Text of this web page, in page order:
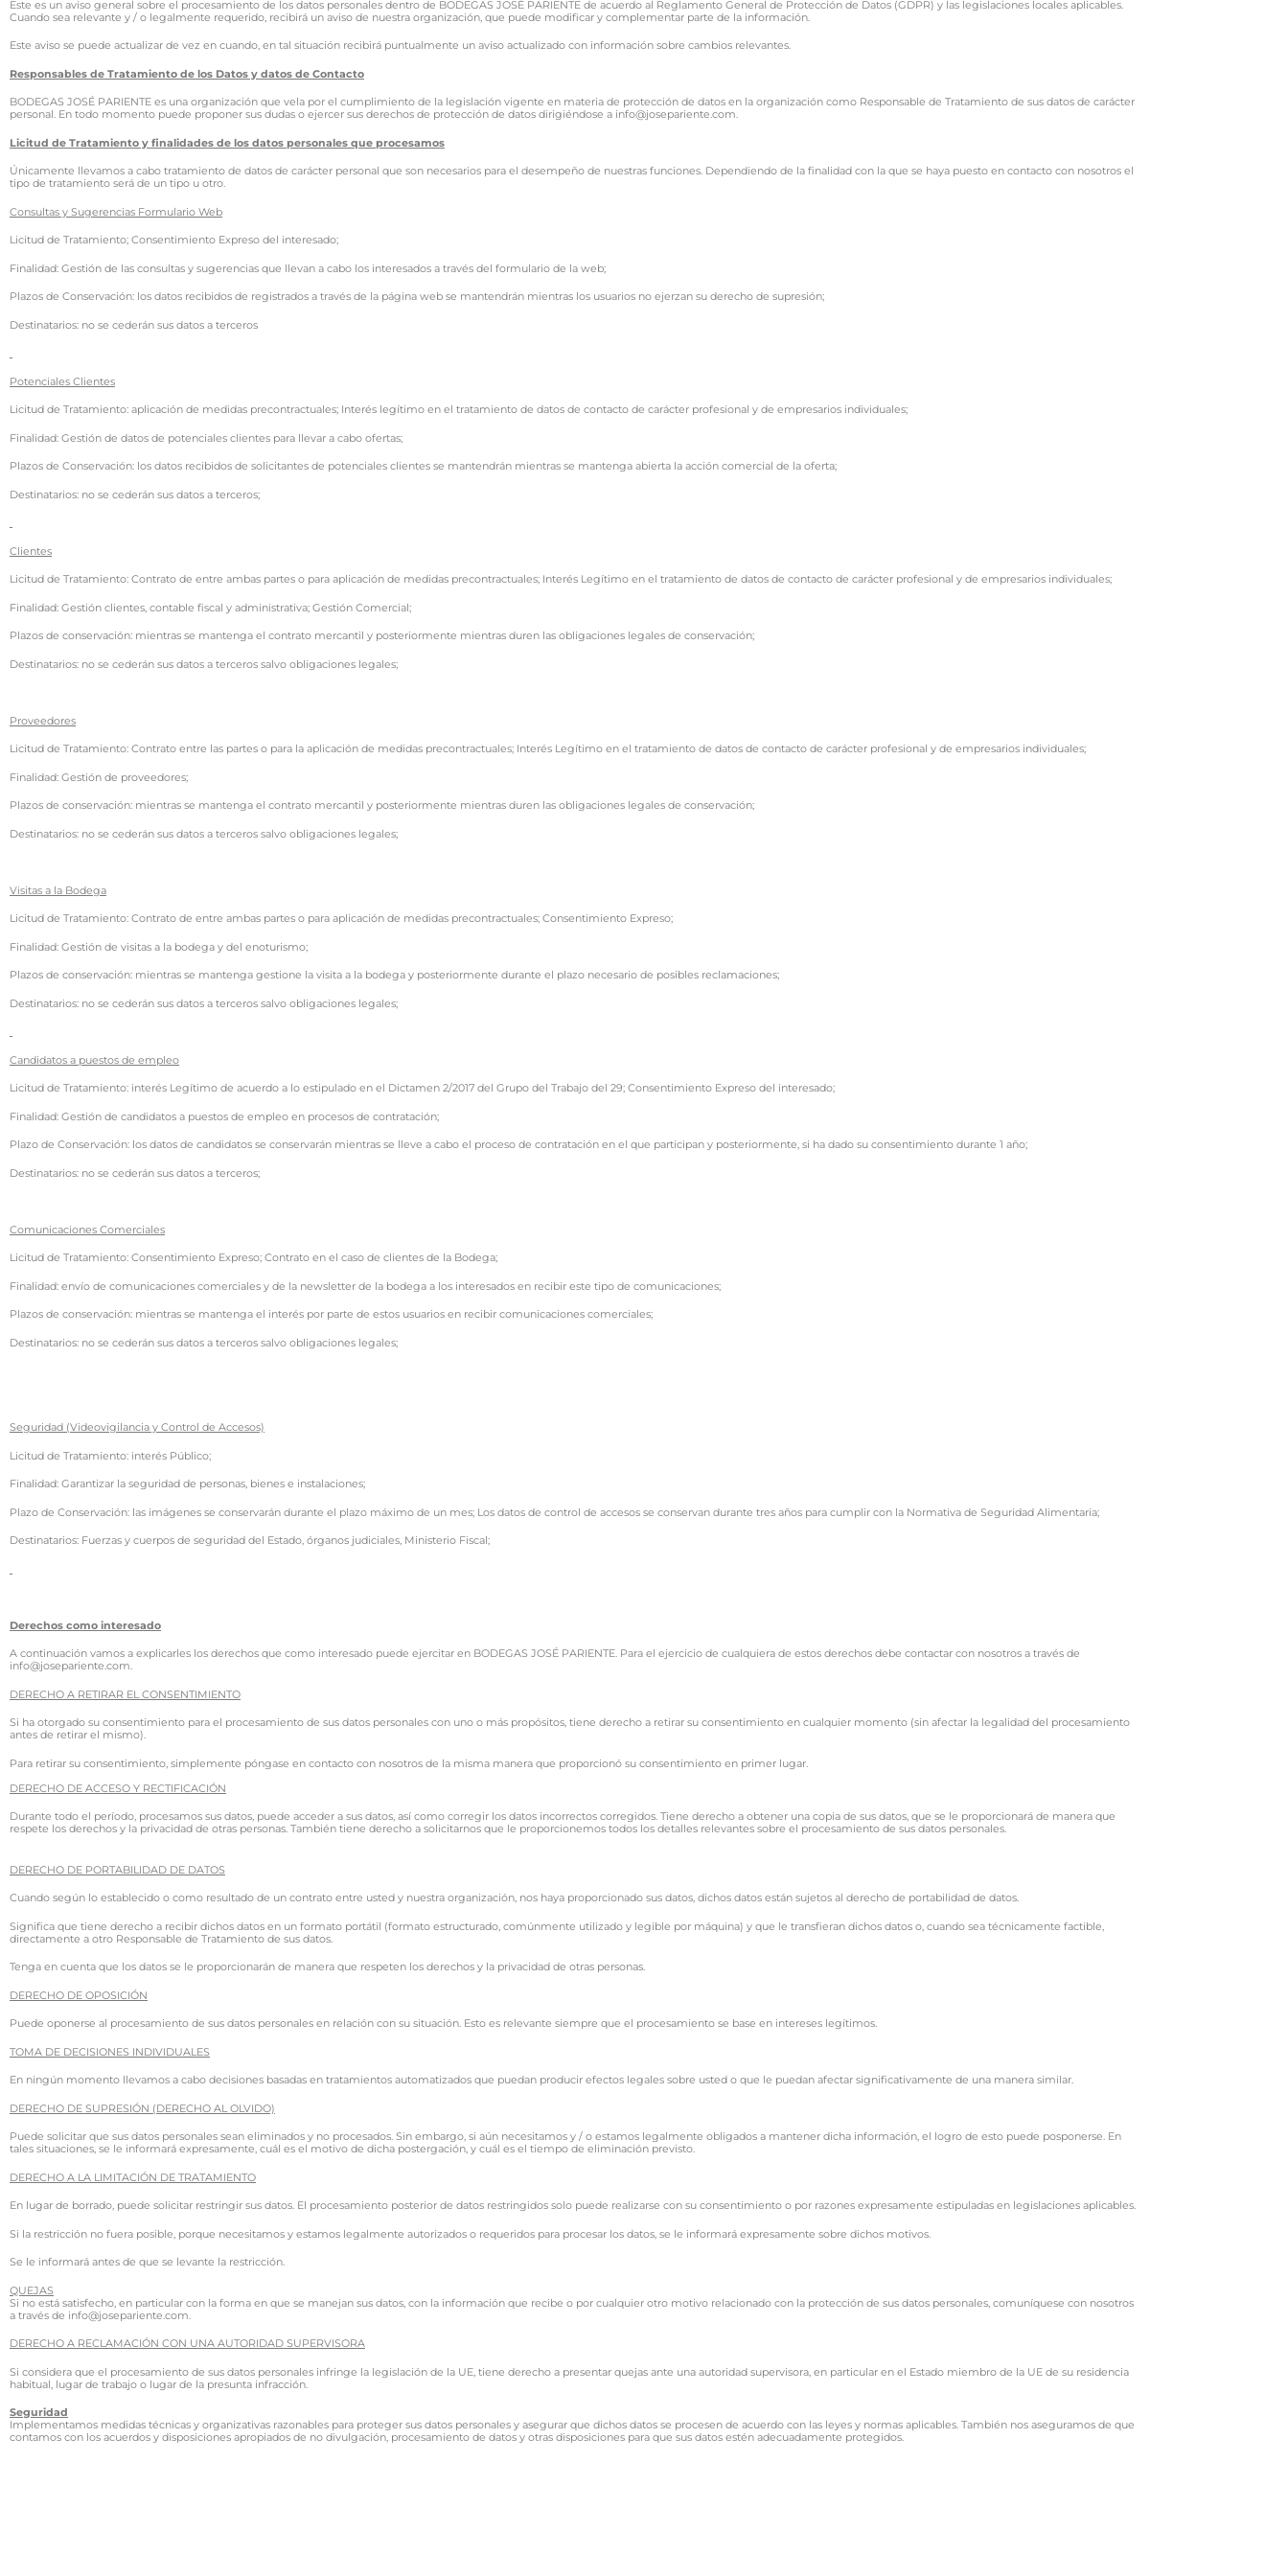
Este es un aviso general sobre el procesamiento de los datos personales dentro de BODEGAS JOSÉ PARIENTE de acuerdo al Reglamento General de Protección de Datos (GDPR) y las legislaciones locales aplicables.
Cuando sea relevante y / o legalmente requerido, recibirá un aviso de nuestra organización, que puede modificar y complementar parte de la información.
Este aviso se puede actualizar de vez en cuando, en tal situación recibirá puntualmente un aviso actualizado con información sobre cambios relevantes.
Responsables de Tratamiento de los Datos y datos de Contacto
BODEGAS JOSÉ PARIENTE es una organización que vela por el cumplimiento de la legislación vigente en materia de protección de datos en la organización como Responsable de Tratamiento de sus datos de carácter
personal. En todo momento puede proponer sus dudas o ejercer sus derechos de protección de datos dirigiéndose a info@josepariente.com.
Licitud de Tratamiento y finalidades de los datos personales que procesamos
Únicamente llevamos a cabo tratamiento de datos de carácter personal que son necesarios para el desempeño de nuestras funciones. Dependiendo de la finalidad con la que se haya puesto en contacto con nosotros el
tipo de tratamiento será de un tipo u otro.
Consultas y Sugerencias Formulario Web
Licitud de Tratamiento; Consentimiento Expreso del interesado;
Finalidad: Gestión de las consultas y sugerencias que llevan a cabo los interesados a través del formulario de la web;
Plazos de Conservación: los datos recibidos de registrados a través de la página web se mantendrán mientras los usuarios no ejerzan su derecho de supresión;
Destinatarios: no se cederán sus datos a terceros
Potenciales Clientes
Licitud de Tratamiento: aplicación de medidas precontractuales; Interés legítimo en el tratamiento de datos de contacto de carácter profesional y de empresarios individuales;
Finalidad: Gestión de datos de potenciales clientes para llevar a cabo ofertas;
Plazos de Conservación: los datos recibidos de solicitantes de potenciales clientes se mantendrán mientras se mantenga abierta la acción comercial de la oferta;
Destinatarios: no se cederán sus datos a terceros;
Clientes
Licitud de Tratamiento: Contrato de entre ambas partes o para aplicación de medidas precontractuales; Interés Legítimo en el tratamiento de datos de contacto de carácter profesional y de empresarios individuales;
Finalidad: Gestión clientes, contable fiscal y administrativa; Gestión Comercial;
Plazos de conservación: mientras se mantenga el contrato mercantil y posteriormente mientras duren las obligaciones legales de conservación;
Destinatarios: no se cederán sus datos a terceros salvo obligaciones legales;
Proveedores
Licitud de Tratamiento: Contrato entre las partes o para la aplicación de medidas precontractuales; Interés Legítimo en el tratamiento de datos de contacto de carácter profesional y de empresarios individuales;
Finalidad: Gestión de proveedores;
Plazos de conservación: mientras se mantenga el contrato mercantil y posteriormente mientras duren las obligaciones legales de conservación;
Destinatarios: no se cederán sus datos a terceros salvo obligaciones legales;
Visitas a la Bodega
Licitud de Tratamiento: Contrato de entre ambas partes o para aplicación de medidas precontractuales; Consentimiento Expreso;
Finalidad: Gestión de visitas a la bodega y del enoturismo;
Plazos de conservación: mientras se mantenga gestione la visita a la bodega y posteriormente durante el plazo necesario de posibles reclamaciones;
Destinatarios: no se cederán sus datos a terceros salvo obligaciones legales;
Candidatos a puestos de empleo
Licitud de Tratamiento: interés Legítimo de acuerdo a lo estipulado en el Dictamen 2/2017 del Grupo del Trabajo del 29; Consentimiento Expreso del interesado;
Finalidad: Gestión de candidatos a puestos de empleo en procesos de contratación;
Plazo de Conservación: los datos de candidatos se conservarán mientras se lleve a cabo el proceso de contratación en el que participan y posteriormente, si ha dado su consentimiento durante 1 año;
Destinatarios: no se cederán sus datos a terceros;
Comunicaciones Comerciales
Licitud de Tratamiento: Consentimiento Expreso; Contrato en el caso de clientes de la Bodega;
Finalidad: envío de comunicaciones comerciales y de la newsletter de la bodega a los interesados en recibir este tipo de comunicaciones;
Plazos de conservación: mientras se mantenga el interés por parte de estos usuarios en recibir comunicaciones comerciales;
Destinatarios: no se cederán sus datos a terceros salvo obligaciones legales;
Seguridad (Videovigilancia y Control de Accesos)
Licitud de Tratamiento: interés Público;
Finalidad: Garantizar la seguridad de personas, bienes e instalaciones;
Plazo de Conservación: las imágenes se conservarán durante el plazo máximo de un mes; Los datos de control de accesos se conservan durante tres años para cumplir con la Normativa de Seguridad Alimentaria;
Destinatarios: Fuerzas y cuerpos de seguridad del Estado, órganos judiciales, Ministerio Fiscal;
Derechos como interesado
A continuación vamos a explicarles los derechos que como interesado puede ejercitar en BODEGAS JOSÉ PARIENTE. Para el ejercicio de cualquiera de estos derechos debe contactar con nosotros a través de
info@josepariente.com.
DERECHO A RETIRAR EL CONSENTIMIENTO
Si ha otorgado su consentimiento para el procesamiento de sus datos personales con uno o más propósitos, tiene derecho a retirar su consentimiento en cualquier momento (sin afectar la legalidad del procesamiento
antes de retirar el mismo).
Para retirar su consentimiento, simplemente póngase en contacto con nosotros de la misma manera que proporcionó su consentimiento en primer lugar.
DERECHO DE ACCESO Y RECTIFICACIÓN
Durante todo el período, procesamos sus datos, puede acceder a sus datos, así como corregir los datos incorrectos corregidos. Tiene derecho a obtener una copia de sus datos, que se le proporcionará de manera que
respete los derechos y la privacidad de otras personas. También tiene derecho a solicitarnos que le proporcionemos todos los detalles relevantes sobre el procesamiento de sus datos personales.
DERECHO DE PORTABILIDAD DE DATOS
Cuando según lo establecido o como resultado de un contrato entre usted y nuestra organización, nos haya proporcionado sus datos, dichos datos están sujetos al derecho de portabilidad de datos.
Significa que tiene derecho a recibir dichos datos en un formato portátil (formato estructurado, comúnmente utilizado y legible por máquina) y que le transfieran dichos datos o, cuando sea técnicamente factible,
directamente a otro Responsable de Tratamiento de sus datos.
Tenga en cuenta que los datos se le proporcionarán de manera que respeten los derechos y la privacidad de otras personas.
DERECHO DE OPOSICIÓN
Puede oponerse al procesamiento de sus datos personales en relación con su situación. Esto es relevante siempre que el procesamiento se base en intereses legítimos.
TOMA DE DECISIONES INDIVIDUALES
En ningún momento llevamos a cabo decisiones basadas en tratamientos automatizados que puedan producir efectos legales sobre usted o que le puedan afectar significativamente de una manera similar.
DERECHO DE SUPRESIÓN (DERECHO AL OLVIDO)
Puede solicitar que sus datos personales sean eliminados y no procesados. Sin embargo, si aún necesitamos y / o estamos legalmente obligados a mantener dicha información, el logro de esto puede posponerse. En
tales situaciones, se le informará expresamente, cuál es el motivo de dicha postergación, y cuál es el tiempo de eliminación previsto.
DERECHO A LA LIMITACIÓN DE TRATAMIENTO
En lugar de borrado, puede solicitar restringir sus datos. El procesamiento posterior de datos restringidos solo puede realizarse con su consentimiento o por razones expresamente estipuladas en legislaciones aplicables.
Si la restricción no fuera posible, porque necesitamos y estamos legalmente autorizados o requeridos para procesar los datos, se le informará expresamente sobre dichos motivos.
Se le informará antes de que se levante la restricción.
QUEJAS
Si no está satisfecho, en particular con la forma en que se manejan sus datos, con la información que recibe o por cualquier otro motivo relacionado con la protección de sus datos personales, comuníquese con nosotros
a través de info@josepariente.com.
DERECHO A RECLAMACIÓN CON UNA AUTORIDAD SUPERVISORA
Si considera que el procesamiento de sus datos personales infringe la legislación de la UE, tiene derecho a presentar quejas ante una autoridad supervisora, en particular en el Estado miembro de la UE de su residencia
habitual, lugar de trabajo o lugar de la presunta infracción.
Seguridad
Implementamos medidas técnicas y organizativas razonables para proteger sus datos personales y asegurar que dichos datos se procesen de acuerdo con las leyes y normas aplicables. También nos aseguramos de que
contamos con los acuerdos y disposiciones apropiados de no divulgación, procesamiento de datos y otras disposiciones para que sus datos estén adecuadamente protegidos.